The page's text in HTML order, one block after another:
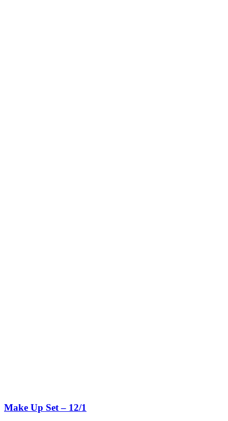
Make Up Set – 12/1